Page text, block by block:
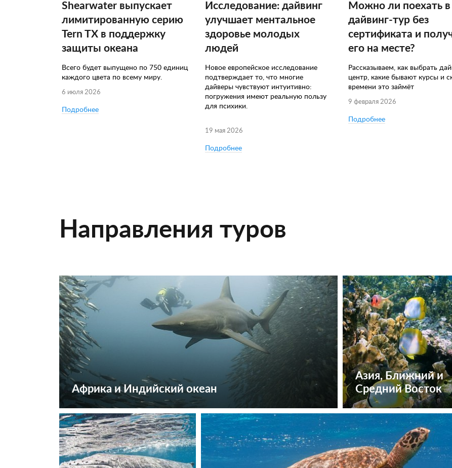
Shearwater выпускает
лимитированную серию
Tern TX в поддержку
защиты океана
Всего будет выпущено по 750 единиц
каждого цвета по всему миру.
6 июля 2026
Подробнее
Исследование: дайвинг
улучшает ментальное
здоровье молодых
людей
Новое европейское исследование
подтверждает то, что многие
дайверы чувствуют интуитивно:
погружения имеют реальную пользу
для психики.
19 мая 2026
Подробнее
Можно ли поехать в
дайвинг-тур без
сертификата и
его на месте?
Рассказываем, как выбрать
центр, какие бывают курсы и
времени это займёт
9 февраля 2026
Подробнее
Направления туров
Африка и Индийский океан
Посмотреть туры
Азия, Ближний и
Средний Восток
Посмотреть туры